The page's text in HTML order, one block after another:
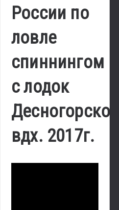
России по
ловле
спиннингом
с лодок
Десногорское
вдх. 2017г.